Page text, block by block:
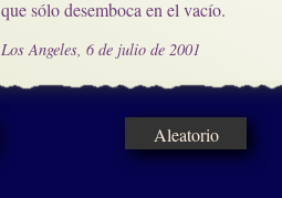
que sólo desemboca en el vacío.
Los Angeles, 6 de julio de 2001
Aleatorio